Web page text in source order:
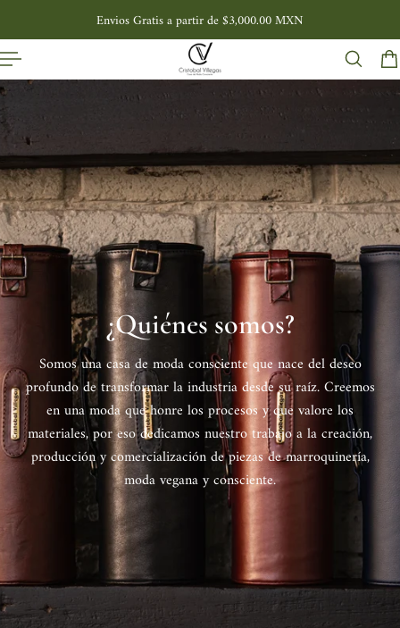
Envios Gratis a partir de $3,000.00 MXN
Slideshow about our brand
¿Quiénes somos?
Somos una casa de moda consciente que nace del deseo
profundo de transformar la industria desde su raíz. Creemos
en una moda que honre los procesos y que valore los
materiales, por eso dedicamos nuestro trabajo a la creación,
producción y comercialización de piezas de marroquinería,
moda vegana y consciente.